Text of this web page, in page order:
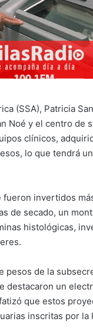
(SSA), Patricia
Noé y el centro de
clínicos,
lo que tendrá
invertidos
de secado, un
histológicas,
pesos de la
un
que estos
inscritas por la